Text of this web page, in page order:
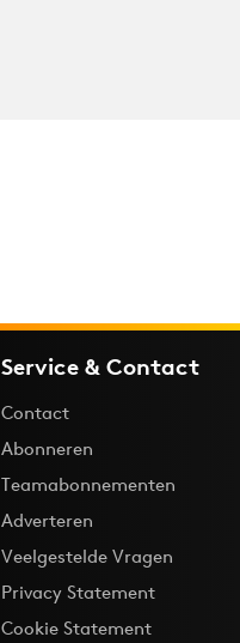
Service & Contact
Contact
Abonneren
Teamabonnementen
Adverteren
Veelgestelde Vragen
Privacy Statement
Cookie Statement